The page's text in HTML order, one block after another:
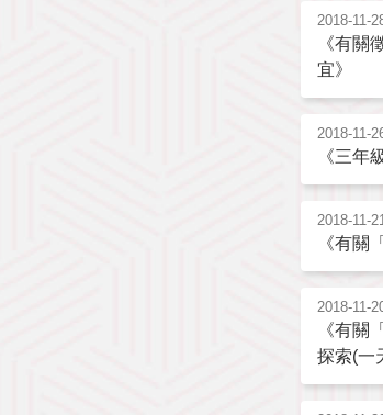
2018-11-
《有關
宜》
2018-11-
《三年
2018-11-
《有關
2018-11-
《有關
探索(一